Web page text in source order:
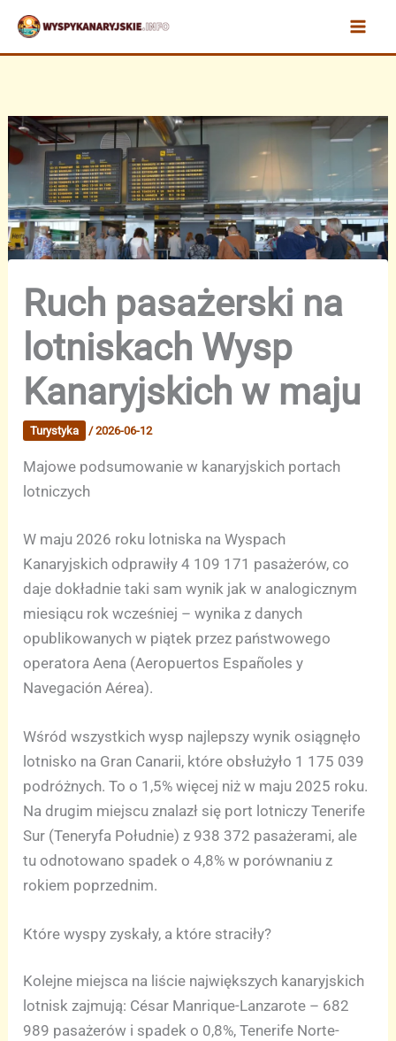
Przejdź
treści
Ruch pasażerski na
lotniskach Wysp
Kanaryjskich w maju
Turystyka /2026-06-12
Majowe podsumowanie w kanaryjskich portach
lotniczych
W maju 2026 roku lotniska na Wyspach
Kanaryjskich odprawiły 4 109 171 pasażerów, co
daje dokładnie taki sam wynik jak w analogicznym
miesiącu rok wcześniej – wynika z danych
opublikowanych w piątek przez państwowego
operatora Aena (Aeropuertos Españoles y
Navegación Aérea).
Wśród wszystkich wysp najlepszy wynik osiągnęło
lotnisko na Gran Canarii, które obsłużyło 1 175 039
podróżnych. To o 1,5% więcej niż w maju 2025 roku.
Na drugim miejscu znalazł się port lotniczy Tenerife
Sur (Teneryfa Południe) z 938 372 pasażerami, ale
tu odnotowano spadek o 4,8% w porównaniu z
rokiem poprzednim.
Które wyspy zyskały, a które straciły?
Kolejne miejsca na liście największych kanaryjskich
lotnisk zajmują: César Manrique-Lanzarote – 682
989 pasażerów i spadek o 0,8%, Tenerife Norte-